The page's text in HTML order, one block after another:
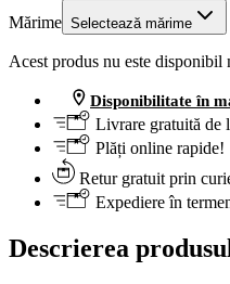
Mărime Selectează mărime
Acest produs nu este disponibil
Disponibilitate în
Livrare gratuită de
Plăți online rapide!
Retur gratuit prin
Expediere în
Descrierea